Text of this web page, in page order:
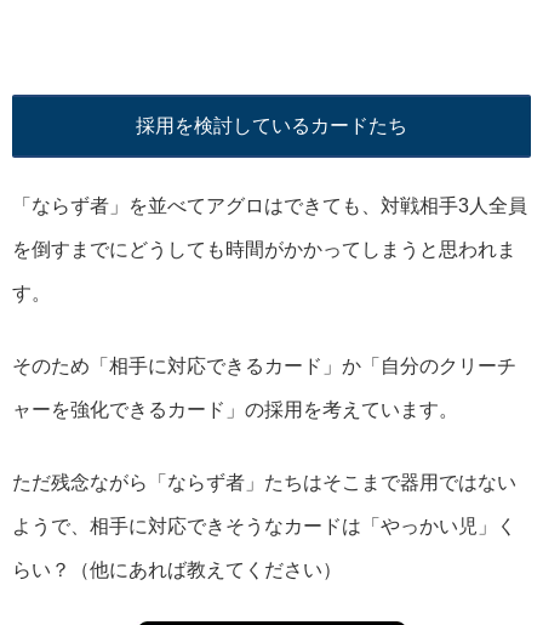
採用を検討しているカードたち
「ならず者」を並べてアグロはできても、対戦相手3人全員
を倒すまでにどうしても時間がかかってしまうと思われま
す。
そのため「相手に対応できるカード」か「自分のクリーチ
ャーを強化できるカード」の採用を考えています。
ただ残念ながら「ならず者」たちはそこまで器用ではない
ようで、相手に対応できそうなカードは「やっかい児」く
らい？（他にあれば教えてください）